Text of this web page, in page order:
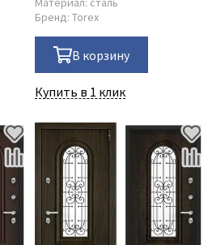
Бренд: Torex
В корзину
Купить в 1 клик